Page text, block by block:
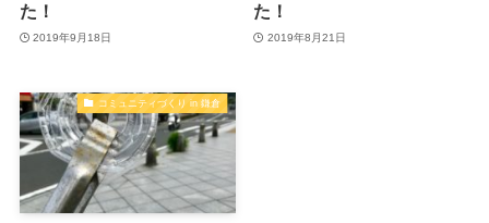
た！
2019年9月18日
た！
2019年8月21日
コミュニティづくり in 鎌倉